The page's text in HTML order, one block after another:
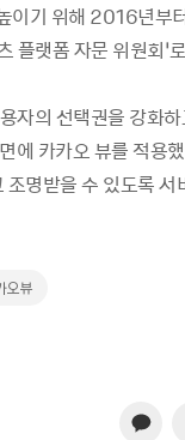
이기 위해 2016년부
플랫폼 자문 위원회
자의 선택권을 강화
에 카카오 뷰를 적용
명받을 수 있도록
오뷰